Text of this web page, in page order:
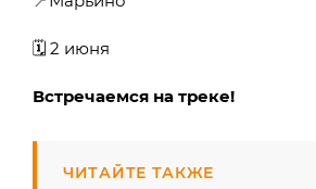
🗓️ 2 июня
Встречаемся на треке!
ЧИТАЙТЕ ТАКЖЕ